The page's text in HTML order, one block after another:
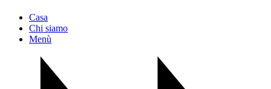
Casa
Chi siamo
Menù